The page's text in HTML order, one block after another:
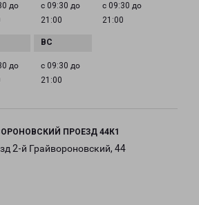
до
с 09:30 до
21:00
с 09:30 до
21:00
до
с 09:30 до
21:00
ПРОЕЗД 44К1
2-й Грайвороновский, 44